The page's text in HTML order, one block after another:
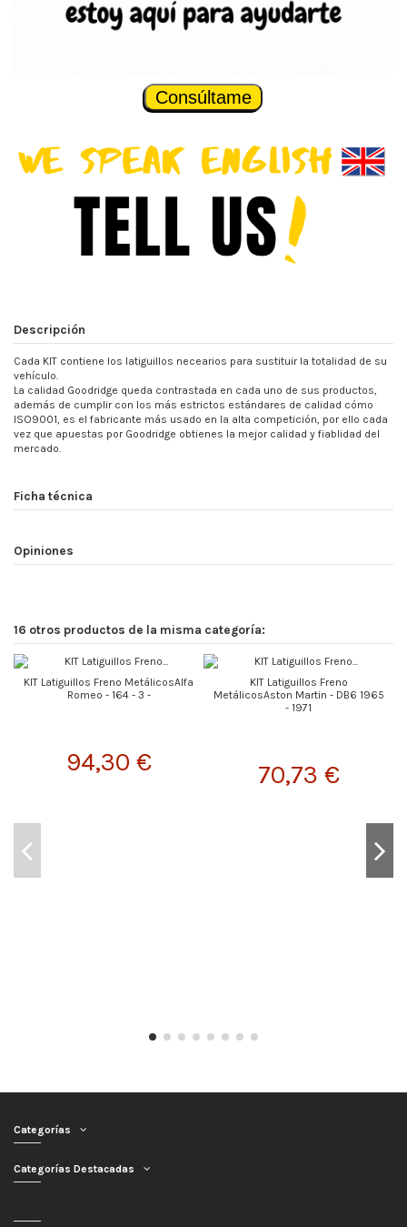
Consúltame
Descripción
Cada KIT contiene los latiguillos necearios para sustituir la totalidad de su
vehículo.
La calidad Goodridge queda contrastada en cada uno de sus productos,
además de cumplir con los más estrictos estándares de calidad cómo
ISO9001, es el fabricante más usado en la alta competición, por ello cada
vez que apuestas por Goodridge obtienes la mejor calidad y fiablidad del
mercado.
Ficha técnica
Opiniones
16 otros productos de la misma categoría:
KIT Latiguillos Freno MetálicosAlfa
Romeo - 164 - 3 -
94,30 €
KIT Latiguillos Freno
MetálicosAston Martin - DB6 1965
- 1971
70,73 €
Categorías
Categorías Destacadas